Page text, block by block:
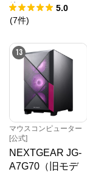
終了）
5.0
(7件)
13
マウスコンピューター
[公式]
NEXTGEAR JG-
A7G70（旧モデ